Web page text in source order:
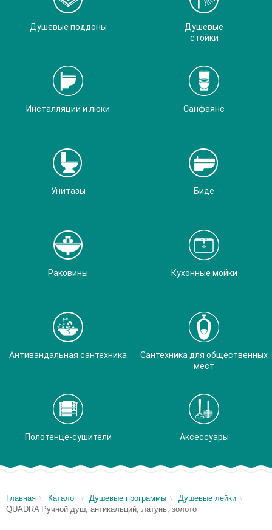
Душевые поддоны
Душевые
стойки
Инсталляции и люки Санфаянс
Унитазы Биде
Раковины Кухонные мойки
Антивандальная сантехника
Сантехника для общественных
мест
Полотенце-сушители Аксессуары
Главная Каталог Душевые программы
Душевые лейки
QUADRA Ручной душ, антикальций, латунь, золото